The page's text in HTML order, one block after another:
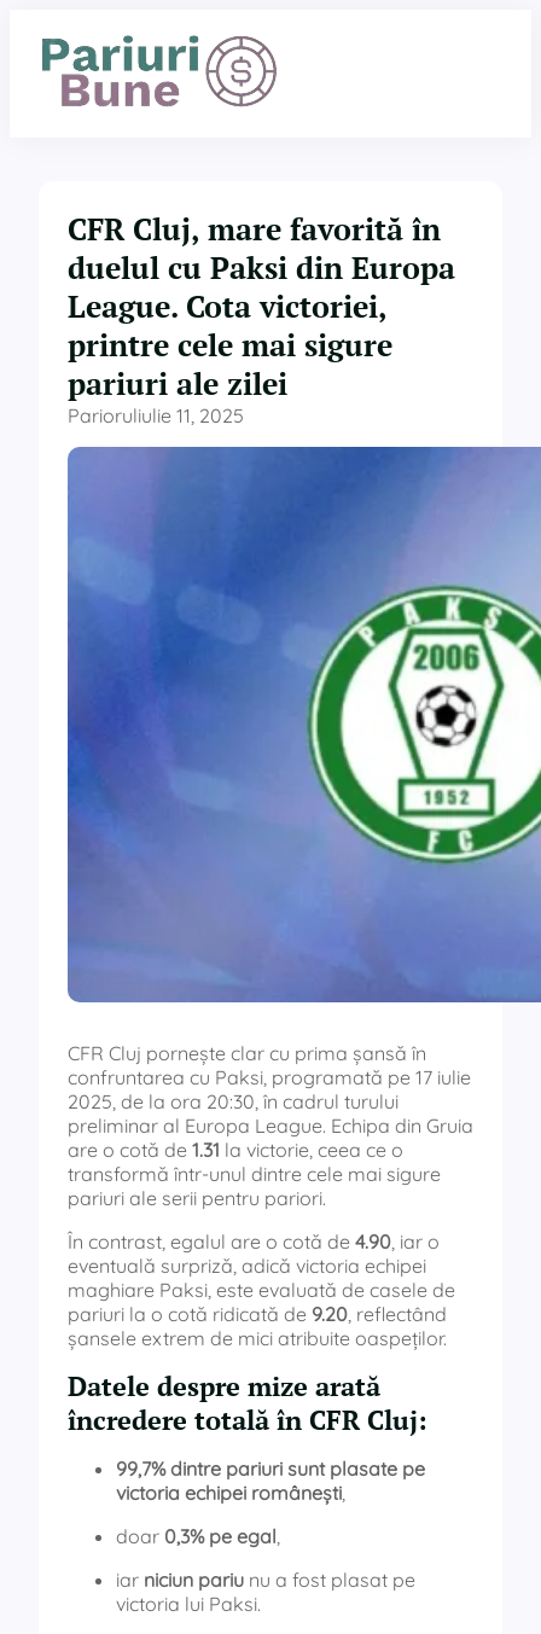
conținut
CFR Cluj, mare favorită în
duelul cu Paksi din Europa
League. Cota victoriei,
printre cele mai sigure
pariuri ale zilei
Parioruliulie 11, 2025
CFR Cluj pornește clar cu prima șansă în
confruntarea cu Paksi, programată pe 17 iulie
2025, de la ora 20:30, în cadrul turului
preliminar al Europa League. Echipa din Gruia
are o cotă de 1.31 la victorie, ceea ce o
transformă într-unul dintre cele mai sigure
pariuri ale serii pentru pariori.
În contrast, egalul are o cotă de 4.90, iar o
eventuală surpriză, adică victoria echipei
maghiare Paksi, este evaluată de casele de
pariuri la o cotă ridicată de 9.20, reflectând
șansele extrem de mici atribuite oaspeților.
Datele despre mize arată
încredere totală în CFR Cluj:
99,7% dintre pariuri sunt plasate pe
victoria echipei românești,
doar 0,3% pe egal,
iar niciun pariu nu a fost plasat pe
victoria lui Paksi.